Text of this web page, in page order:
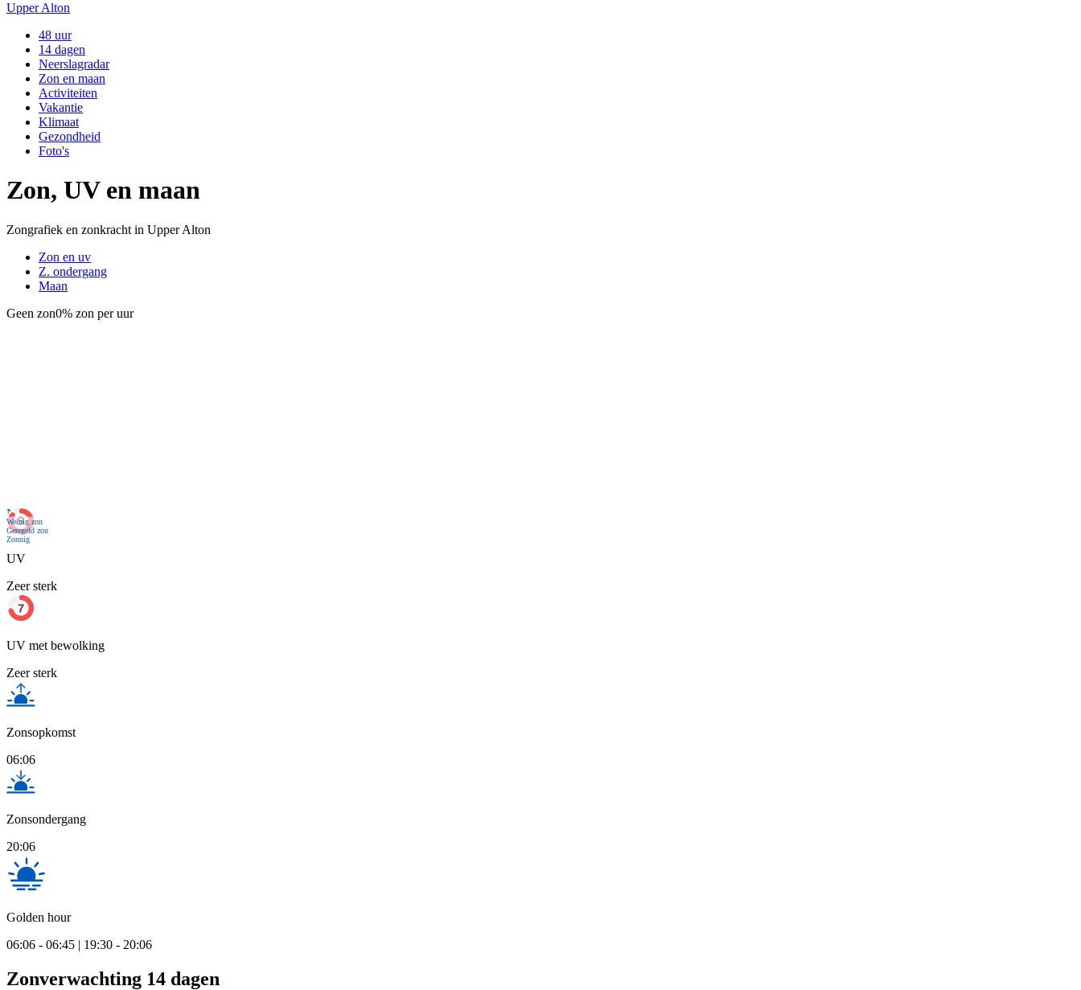
Upper Alton
48 uur
14 dagen
Neerslagradar
Zon en maan
Activiteiten
Vakantie
Klimaat
Gezondheid
Foto's
Zon, UV en maan
Zongrafiek en zonkracht in Upper Alton
Zon en uv
Z. ondergang
Maan
Geen zon0% zon per uur
Nu
Weinig zon
Geregeld zon
Zonnig
UV
Zeer sterk
UV met bewolking
Zeer sterk
Zonsopkomst
06:06
Zonsondergang
20:06
Golden hour
06:06 - 06:45 | 19:30 - 20:06
Zonverwachting 14 dagen